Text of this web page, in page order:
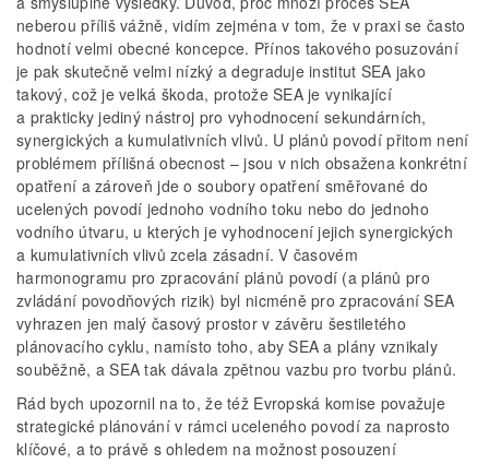
neberou příliš vážně, vidím zejména v tom, že v praxi se často
hodnotí velmi obecné koncepce. Přínos takového posuzování
je pak skutečně velmi nízký a degraduje institut SEA jako
takový, což je velká škoda, protože SEA je vynikající
a prakticky jediný nástroj pro vyhodnocení sekundárních,
synergických a kumulativních vlivů. U plánů povodí přitom není
problémem přílišná obecnost – jsou v nich obsažena konkrétní
opatření a zároveň jde o soubory opatření směřované do
ucelených povodí jednoho vodního toku nebo do jednoho
vodního útvaru, u kterých je vyhodnocení jejich synergických
a kumulativních vlivů zcela zásadní. V časovém
harmonogramu pro zpracování plánů povodí (a plánů pro
zvládání povodňových rizik) byl nicméně pro zpracování SEA
vyhrazen jen malý časový prostor v závěru šestiletého
plánovacího cyklu, namísto toho, aby SEA a plány vznikaly
souběžně, a SEA tak dávala zpětnou vazbu pro tvorbu plánů.
Rád bych upozornil na to, že též Evropská komise považuje
strategické plánování v rámci uceleného povodí za naprosto
klíčové, a to právě s ohledem na možnost posouzení